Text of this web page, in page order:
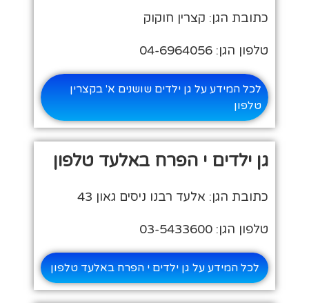
כתובת הגן: קצרין חוקוק
טלפון הגן: 04-6964056
לכל המידע על גן ילדים שושנים א' בקצרין
טלפון
גן ילדים י הפרח באלעד טלפון
כתובת הגן: אלעד רבנו ניסים גאון 43
טלפון הגן: 03-5433600
לכל המידע על גן ילדים י הפרח באלעד טלפון